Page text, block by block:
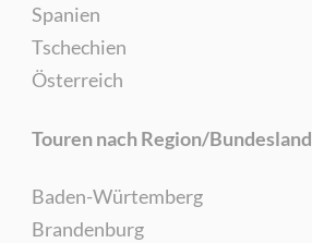
Spanien
Tschechien
Österreich
Touren nach Region/Bundesland
Baden-Würtemberg
Brandenburg